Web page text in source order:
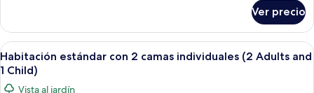
(3
Adults)
estándar
con
2
camas
individuales
Ver precio
Abrir
todas
las
Habitación de hotel con dos camas,
10
Habitación estándar con 2 camas individuales (2 Adults and
1 Child)
Vista al jardín